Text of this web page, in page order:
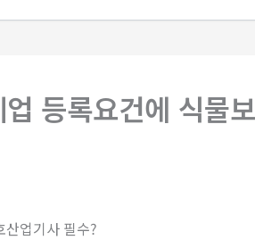
등록요건에 식물
업기사 필수?